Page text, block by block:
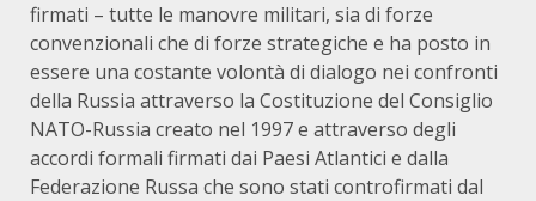
firmati – tutte le manovre militari, sia di forze
convenzionali che di forze strategiche e ha posto in
essere una costante volontà di dialogo nei confronti
della Russia attraverso la Costituzione del Consiglio
NATO-Russia creato nel 1997 e attraverso degli
accordi formali firmati dai Paesi Atlantici e dalla
Federazione Russa che sono stati controfirmati dal